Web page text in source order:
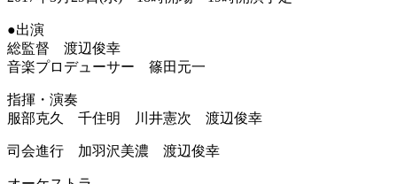
●出演
総監督 渡辺俊幸
音楽プロデューサー 篠田元一
指揮・演奏
服部克久 千住明 川井憲次 渡辺俊幸
司会進行 加羽沢美濃 渡辺俊幸